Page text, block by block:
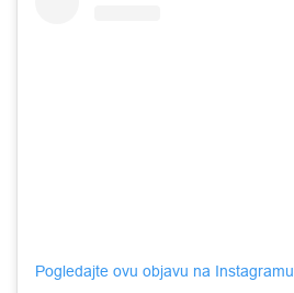
Pogledajte ovu objavu na Instagramu.